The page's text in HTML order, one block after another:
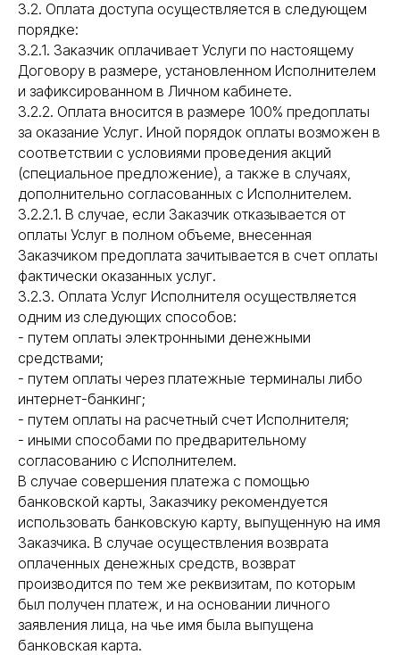
3.2. Оплата доступа осуществляется в следующем
порядке:
3.2.1. Заказчик оплачивает Услуги по настоящему
Договору в размере, установленном Исполнителем
и зафиксированном в Личном кабинете.
3.2.2. Оплата вносится в размере 100% предоплаты
за оказание Услуг. Иной порядок оплаты возможен в
соответствии с условиями проведения акций
(специальное предложение), а также в случаях,
дополнительно согласованных с Исполнителем.
3.2.2.1. В случае, если Заказчик отказывается от
оплаты Услуг в полном объеме, внесенная
Заказчиком предоплата зачитывается в счет оплаты
фактически оказанных услуг.
3.2.3. Оплата Услуг Исполнителя осуществляется
одним из следующих способов:
- путем оплаты электронными денежными
средствами;
- путем оплаты через платежные терминалы либо
интернет-банкинг;
- путем оплаты на расчетный счет Исполнителя;
- иными способами по предварительному
согласованию с Исполнителем.
В случае совершения платежа с помощью
банковской карты, Заказчику рекомендуется
использовать банковскую карту, выпущенную на имя
Заказчика. В случае осуществления возврата
оплаченных денежных средств, возврат
производится по тем же реквизитам, по которым
был получен платеж, и на основании личного
заявления лица, на чье имя была выпущена
банковская карта.